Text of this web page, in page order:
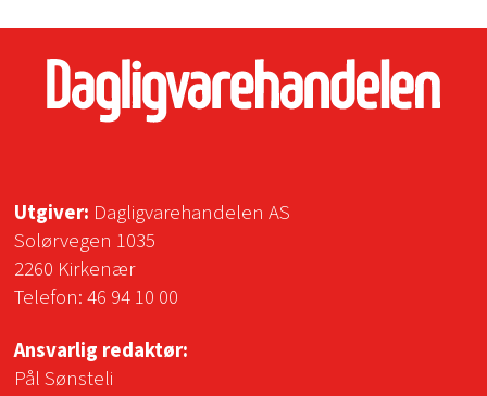
Utgiver: Dagligvarehandelen AS
Solørvegen 1035
2260 Kirkenær
Telefon:46 94 10 00
Ansvarlig redaktør:
Pål Sønsteli